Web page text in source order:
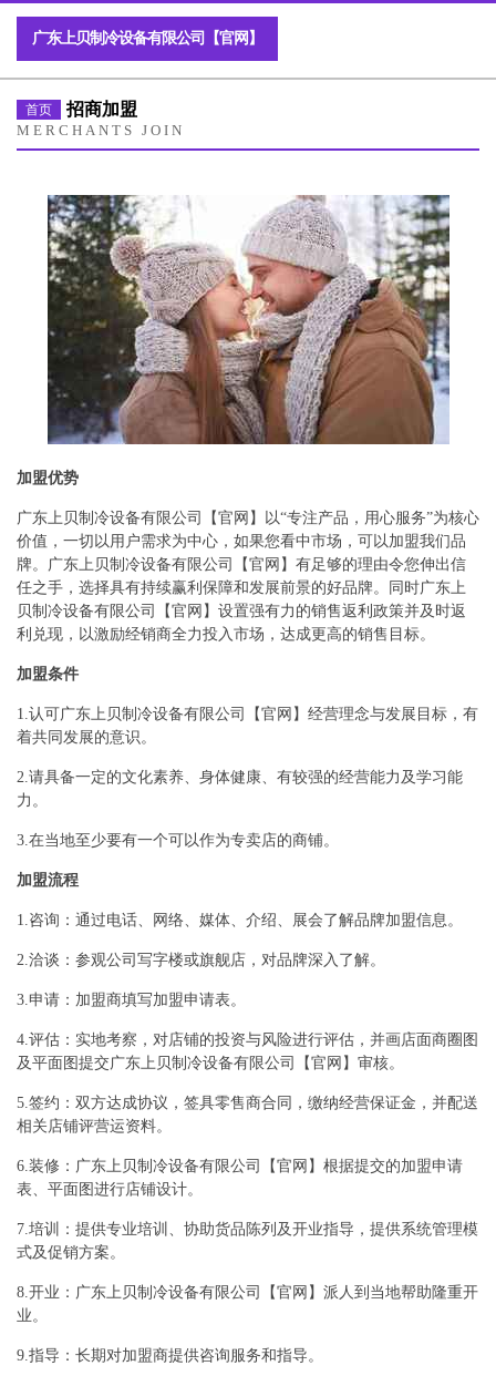
广东上贝制冷设备有限公司【官网】
首页 招商加盟
MERCHANTS JOIN
加盟优势
广东上贝制冷设备有限公司【官网】以“专注产品，用心服务”为核心
价值，一切以用户需求为中心，如果您看中市场，可以加盟我们品
牌。广东上贝制冷设备有限公司【官网】有足够的理由令您伸出信
任之手，选择具有持续赢利保障和发展前景的好品牌。同时广东上
贝制冷设备有限公司【官网】设置强有力的销售返利政策并及时返
利兑现，以激励经销商全力投入市场，达成更高的销售目标。
加盟条件
1.认可广东上贝制冷设备有限公司【官网】经营理念与发展目标，有
着共同发展的意识。
2.请具备一定的文化素养、身体健康、有较强的经营能力及学习能
力。
3.在当地至少要有一个可以作为专卖店的商铺。
加盟流程
1.咨询：通过电话、网络、媒体、介绍、展会了解品牌加盟信息。
2.洽谈：参观公司写字楼或旗舰店，对品牌深入了解。
3.申请：加盟商填写加盟申请表。
4.评估：实地考察，对店铺的投资与风险进行评估，并画店面商圈图
及平面图提交广东上贝制冷设备有限公司【官网】审核。
5.签约：双方达成协议，签具零售商合同，缴纳经营保证金，并配送
相关店铺评营运资料。
6.装修：广东上贝制冷设备有限公司【官网】根据提交的加盟申请
表、平面图进行店铺设计。
7.培训：提供专业培训、协助货品陈列及开业指导，提供系统管理模
式及促销方案。
8.开业：广东上贝制冷设备有限公司【官网】派人到当地帮助隆重开
业。
9.指导：长期对加盟商提供咨询服务和指导。